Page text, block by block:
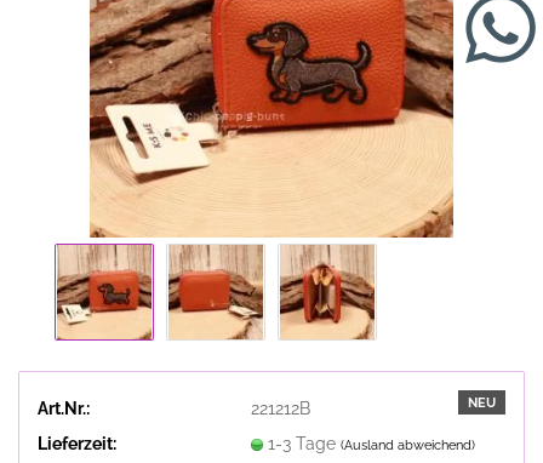
NEU
Art.Nr.:
221212B
Lieferzeit:
1-3 Tage (Ausland abweichend)